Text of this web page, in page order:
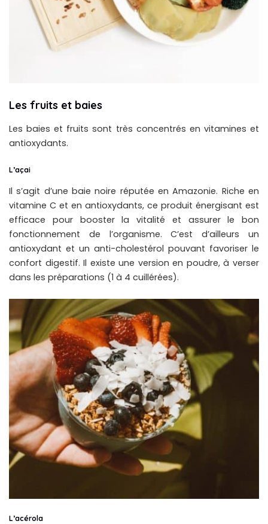
Les fruits et baies
Les baies et fruits sont très concentrés en vitamines et
antioxydants.
L’açai
Il s’agit d’une baie noire réputée en Amazonie. Riche en
vitamine C et en antioxydants, ce produit énergisant est
efficace pour booster la vitalité et assurer le bon
fonctionnement de l’organisme. C’est d’ailleurs un
antioxydant et un anti-cholestérol pouvant favoriser le
confort digestif. Il existe une version en poudre, à verser
dans les préparations (1 à 4 cuillérées).
L’acérola